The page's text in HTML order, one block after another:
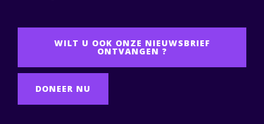
WILT U OOK ONZE NIEUWSBRIEF
ONTVANGEN ?
DONEER NU